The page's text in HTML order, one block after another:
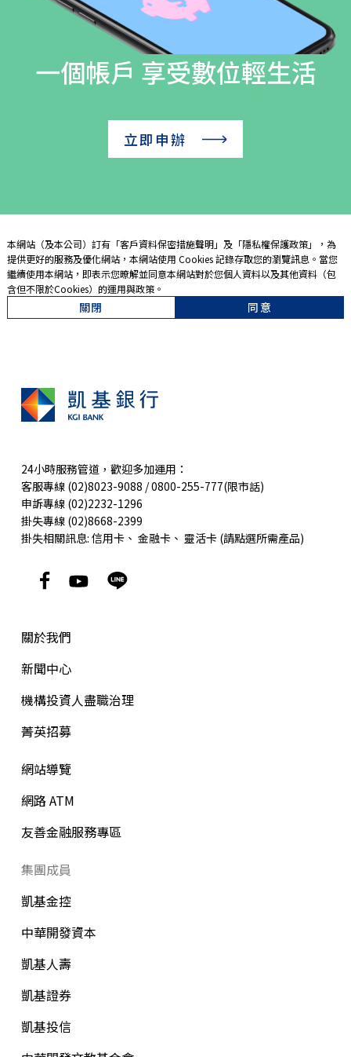
一個帳戶 享受數位輕生活
立即申辦
本網站（及本公司）訂有「客戶資料保密措施聲明」及「隱私權保護政策」，為
提供更好的服務及優化網站，本網站使用 Cookies 記錄存取您的瀏覽訊息。當您
繼續使用本網站，即表示您暸解並同意本網站對於您個人資料以及其他資料（包
含但不限於Cookies）的運用與政策。
關閉 同意
24小時服務管道，歡迎多加運用：
客服專線 (02)8023-9088 / 0800-255-777(限市話)
申訴專線 (02)2232-1296
掛失專線 (02)8668-2399
掛失相關訊息: 信用卡、 金融卡、 靈活卡(請點選所需產品)
關於我們
新聞中心
機構投資人盡職治理
菁英招募
網站導覽
網路 ATM
友善金融服務專區
集團成員
凱基金控
中華開發資本
凱基人壽
凱基證券
凱基投信